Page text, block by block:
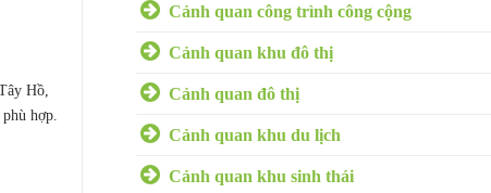
Hồ,
hợp.
Cảnh quan công trình công cộng
Cảnh quan khu đô thị
Cảnh quan đô thị
Cảnh quan khu du lịch
Cảnh quan khu sinh thái